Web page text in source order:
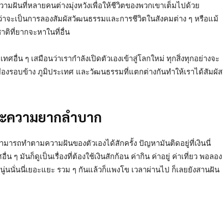
ามฝันที่หลายคนต่างมุ่งหวังเพื่อให้ชีวิตของพวกเขาเต็มไปด้วย
จะเป็นการลองสัมผัสวัฒนธรรมและการชีวิตในสังคมต่าง ๆ หรือแม้
ติที่ยากจะหาในที่อื่น
ทศอื่น ๆ เสมือนว่าเรากำลังเปิดตัวเองเข้าสู่โลกใหม่ ทุกสิ่งทุกอย่างจะ
งรอบข้าง ภูมิประเทศ และวัฒนธรรมที่แตกต่างกันทำให้เราได้สัมผัส
ความยากลำบาก
ารถทำตามความฝันของตัวเองได้สักครั้ง ปัญหามันติดอยู่ที่เงินนี่
น ๆ มันก็ดูเป็นเรื่องที่ต้องใช้เงินสักก้อน ค่ากิน ค่าอยู่ ค่าเที่ยว พอลอง
นั่นนี่เยอะแยะ รวม ๆ กันแล้วก็แพงโข เวลาผ่านไป ก็เลยยังสานฝัน